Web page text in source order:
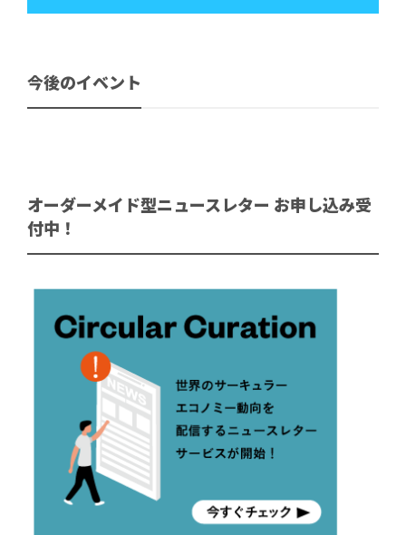
今後のイベント
オーダーメイド型ニュースレター お申し込み受
付中！